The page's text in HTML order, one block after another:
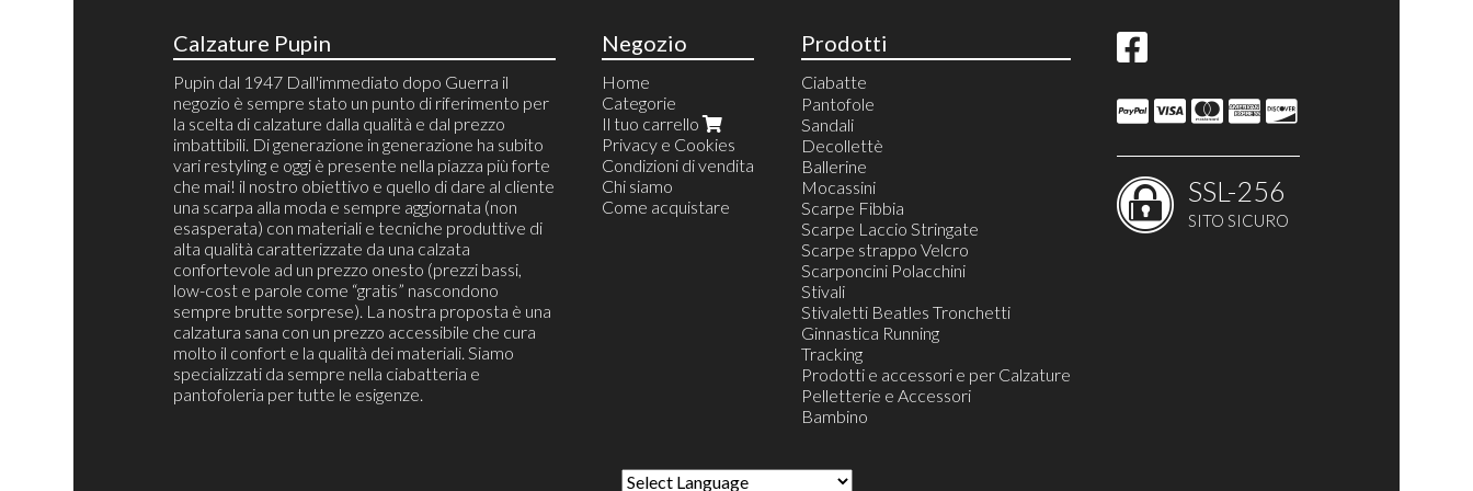
Calzature Pupin
Pupin dal 1947 Dall'immediato dopo Guerra il
negozio è sempre stato un punto di riferimento per
la scelta di calzature dalla qualità e dal prezzo
imbattibili. Di generazione in generazione ha subito
vari restyling e oggi è presente nella piazza più forte
che mai! il nostro obiettivo e quello di dare al cliente
una scarpa alla moda e sempre aggiornata (non
esasperata) con materiali e tecniche produttive di
alta qualità caratterizzate da una calzata
confortevole ad un prezzo onesto (prezzi bassi,
low-cost e parole come “gratis” nascondono
sempre brutte sorprese). La nostra proposta è una
calzatura sana con un prezzo accessibile che cura
molto il confort e la qualità dei materiali. Siamo
specializzati da sempre nella ciabatteria e
pantofoleria per tutte le esigenze.
Negozio
Home
Categorie
Il tuo carrello
Privacy e Cookies
Condizioni di vendita
Chi siamo
Come acquistare
Prodotti
Ciabatte
Ciabatte da Camera
Ciabatte Blister Appeso
Ciabatte da Casa
Ciabatte da Mare e piscina
Ciabatte da Lavoro
Ciabatte Infradito
Ciabatte Confort
Ciabatte da Viaggio
Ciabatte Zoccolo
Ciabatte Moda Trandy
Pantofole
Sandali
Decollettè
Ballerine
Mocassini
Scarpe Fibbia
Scarpe Laccio Stringate
Scarpe strappo Velcro
Scarponcini Polacchini
Stivali
Stivaletti Beatles Tronchetti
Ginnastica Running
Tracking
Prodotti e accessori e per Calzature
Pelletterie e Accessori
Bambino
SSL-256
SITO SICURO